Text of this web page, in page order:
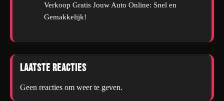
Verkoop Gratis Jouw Auto Online: Snel en
Gemakkelijk!
Laatste reacties
Geen reacties om weer te geven.